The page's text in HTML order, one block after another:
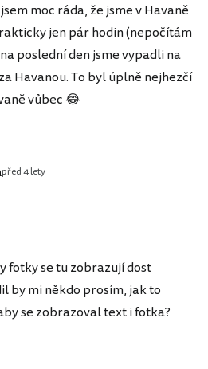
moc ráda, že jsme v Havaně
jen pár hodin (nepočítám
poslední den jsme vypadli na
Havanou. To byl úplně nejhezčí
vůbec 😂
před 4 lety
fotky se tu zobrazují dost
by mi někdo prosím, jak to
se zobrazoval text i fotka?